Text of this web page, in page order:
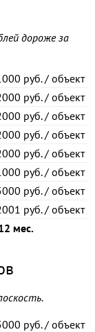
дороже за
руб. / объект
руб. / объект
руб. / объект
руб. / объект
руб. / объект
руб. / объект
руб. / объект
руб. / объект
мес.
руб. / объект